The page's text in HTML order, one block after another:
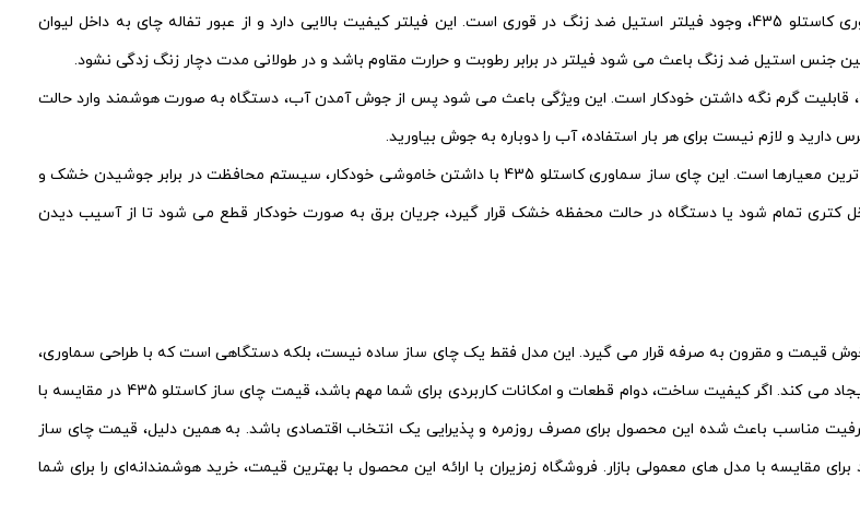
یکی دیگر از بخش های مهم در مشخصات چای ساز سماوری کاستلو 435، وجود فیلتر استیل ضد زنگ در قوری است. این فیلتر کیفیت بالایی دارد و از عبور تفاله چای به داخل لیوان
جنس استیل ضد زنگ باعث می شود فیلتر در برابر رطوبت و حرارت مقاوم باشد و در طولانی مدت دچار زنگ زدگی نشود.
یکی از مزیت های مهم چای ساز برقی کاستلو 435، قابلیت گرم نگه داشتن خودکار است. این ویژگی باعث می شود پس از جوش آمدن آب، دستگاه به صورت هوشمند وارد حالت
و لازم نیست برای هر بار استفاده، آب را دوباره به جوش بیاورید.
در انتخاب لوازم برقی آشپزخانه، ایمنی یکی از مهم ترین معیارها است. این چای ساز سماوری کاستلو 435 با داشتن خاموشی خودکار، سیستم محافظت در برابر جوشیدن خشک و
کتری تمام شود یا دستگاه در حالت محفظه خشک قرار گیرد، جریان برق به صورت خودکار قطع می شود تا از آسیب دیدن
دسته محصولات خوش قیمت و مقرون به صرفه قرار می گیرد. این مدل فقط یک چای ساز ساده نیست، بلکه دستگاهی است که با طراحی سماوری،
بدنه شیشه پیرکس، توان 2000 وات و سیستم های ایمنی پیشرفته، ارزش خرید بالایی ایجاد می کند. اگر کیفیت ساخت، دوام قطعات و امکانات کاربردی برای شما مهم باشد، قیمت چای ساز کاستلو 435 در مقایسه با
مناسب باعث شده این محصول برای مصرف روزمره و پذیرایی یک انتخاب اقتصادی باشد. به همین دلیل، قیمت چای ساز
برای مقایسه با مدل های معمولی بازار. فروشگاه زمزیران با ارائه این محصول با بهترین قیمت، خرید هوشمندانه‌ای را برای شما